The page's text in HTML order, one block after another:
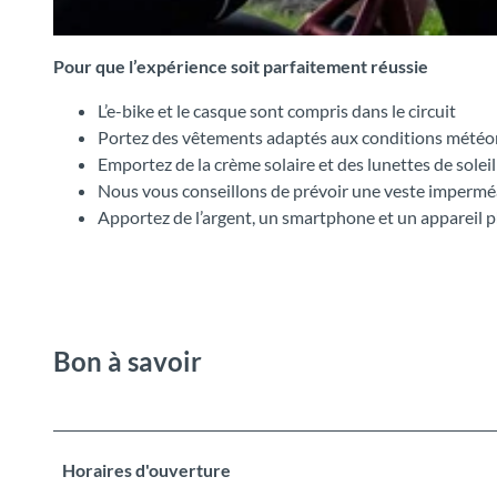
Pour que l’expérience soit parfaitement réussie
L’e-bike et le casque sont compris dans le circuit
Portez des vêtements adaptés aux conditions
Emportez de la crème solaire et des lunettes de soleil
Nous vous conseillons de prévoir une veste
Apportez de l’argent, un smartphone et un appareil
Bon à savoir
Horaires d'ouverture